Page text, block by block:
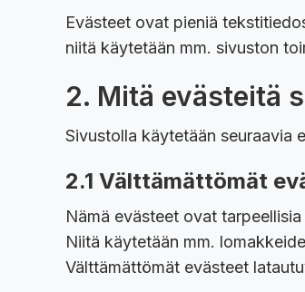
Evästeet ovat pieniä
niitä käytetään mm. sivuston
2. Mitä evästeitä
Sivustolla käytetään seuraavia
2.1 Välttämättömät
Nämä evästeet ovat
Niitä käytetään mm.
Välttämättömät evästeet